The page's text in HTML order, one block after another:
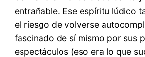
entrañable. Ese espíritu lúdico
el riesgo de volverse
fascinado de sí mismo por sus
espectáculos (eso era lo que